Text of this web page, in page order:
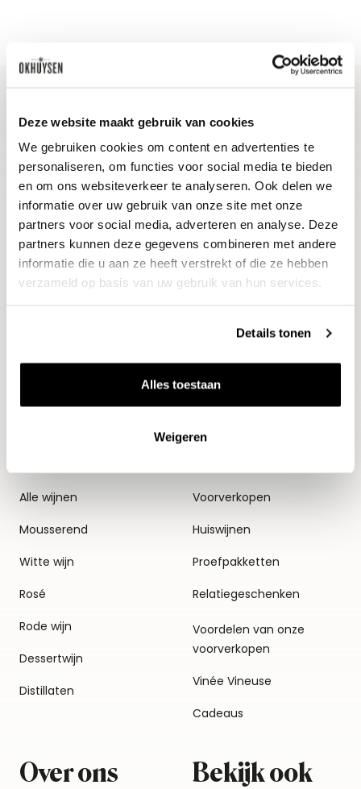
Deze website maakt gebruik van cookies
We gebruiken cookies om content en advertenties te
personaliseren, om functies voor social media te bieden
en om ons websiteverkeer te analyseren. Ook delen we
informatie over uw gebruik van onze site met onze
partners voor social media, adverteren en analyse. Deze
partners kunnen deze gegevens combineren met andere
informatie die u aan ze heeft verstrekt of die ze hebben
verzameld op basis van uw gebruik van hun services.
Details tonen
Alles toestaan
Weigeren
Blijf op de hoogte
Ontvang het laatste wijnnieuws, proeverijen en
evenementen
E-mailadres
Aanmelden
Alle wijnen
Mousserend
Witte wijn
Rosé
Rode wijn
Dessertwijn
Distillaten
Thema's
Voorverkopen
Huiswijnen
Proefpakketten
Relatiegeschenken
Voordelen van onze
voorverkopen
Vinée Vineuse
Cadeaus
Over ons Bekijk ook